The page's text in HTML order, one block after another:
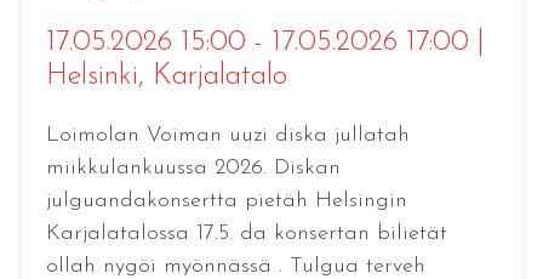
17.05.2026 15:00 - 17.05.2026 17:00
Helsinki, Karjalatalo
Loimolan Voiman uuzi diska jullatah
miikkulankuussa 2026. Diskan
julguandakonsertta pietäh Helsingin
Karjalatalossa 17.5. da konsertan bilietät
ollah nygöi myönnässä . Tulgua terveh